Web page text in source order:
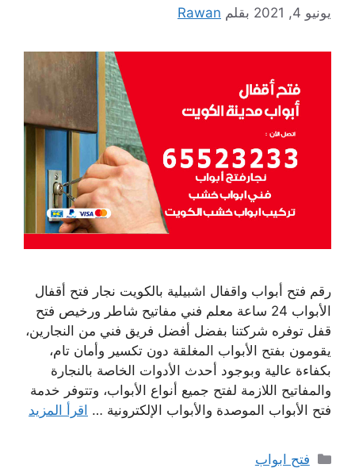
يونيو 4, 2021 بقلم Rawan
رقم فتح أبواب واقفال اشبيلية بالكويت نجار فتح أقفال
الأبواب 24 ساعة معلم فني مفاتيح شاطر ورخيص فتح
قفل توفره شركتنا بفضل أفضل فريق فني من النجارين،
يقومون بفتح الأبواب المغلقة دون تكسير وأمان تام،
بكفاءة عالية وبوجود أحدث الأدوات الخاصة بالنجارة
والمفاتيح اللازمة لفتح جميع أنواع الأبواب، وتتوفر خدمة
فتح الأبواب الموصدة والأبواب الإلكترونية … اقرأ المزيد
التصنيفات
فتح ابواب